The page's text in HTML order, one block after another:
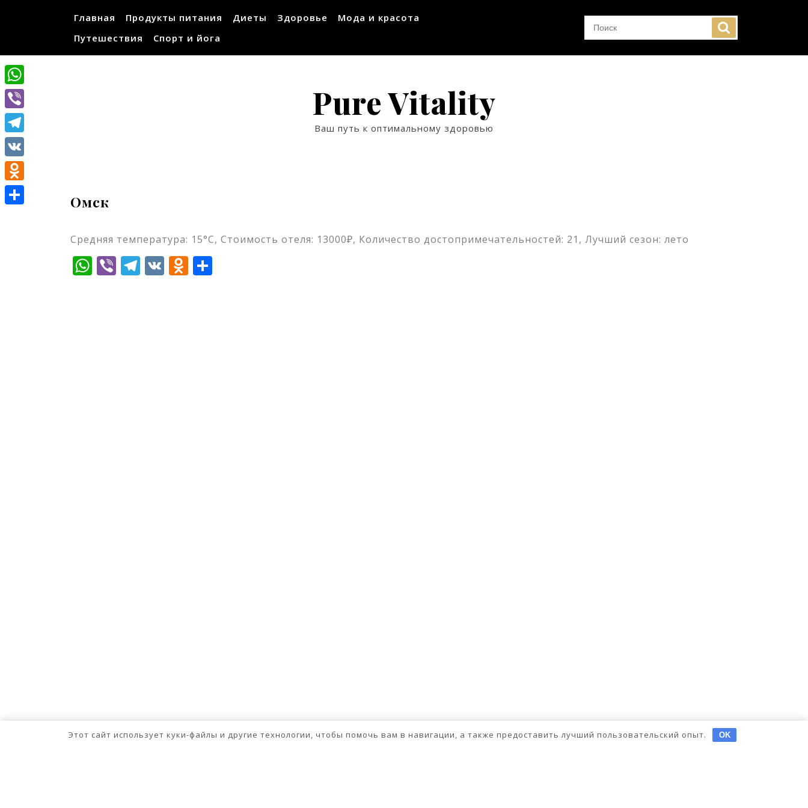
Главная Продукты питания Диеты Здоровье
Мода и красота
Путешествия
Спорт и йога
Pure Vitality
Ваш путь к оптимальному здоровью
Омск
Средняя температура: 15°C, Стоимость отеля: 13000₽, Количество достопримечательностей: 21, Лучший сезон: лето
WhatsApp
ViberTelegram
VKOdnoklassniki
WhatsApp
Viber
Telegram
VK
Odnoklassniki
Этот сайт использует куки-файлы и другие технологии, чтобы помочь вам в навигации, а также предоставить лучший пользовательский опыт. OK